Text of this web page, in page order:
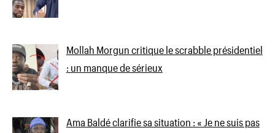
Mollah Morgun critique le scrabble présidentiel
: un manque de sérieux
Ama Baldé clarifie sa situation : « Je ne suis pas